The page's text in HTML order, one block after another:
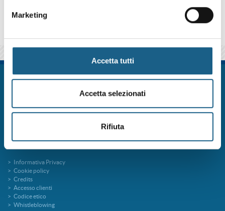
Marketing
Accetta tutti
Accetta selezionati
Rifiuta
FORM.ART SOC. CONS. A R.L. è un sistema formativo certificato secondo le
presso la Regione Emilia Romagna per la Formazione Professionale
FORMart via Ronco, 3 40013 Castel Maggiore Bologna p.iva 04260000379
Informativa Privacy
Cookie policy
Credits
Accesso clienti
Codice etico
Whistleblowing